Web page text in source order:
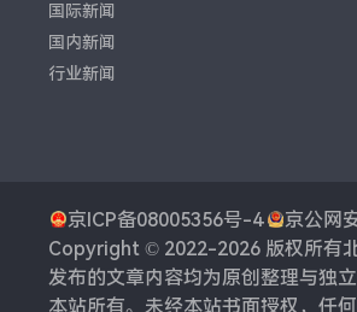
国际新闻
国内新闻
行业新闻
京ICP备08005356号-4
京公网
Copyright © 2022-2026 版权所有
发布的文章内容均为原创整理与独
本站所有。未经本站书面授权，任